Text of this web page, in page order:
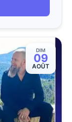
DIM
09
AOÛT